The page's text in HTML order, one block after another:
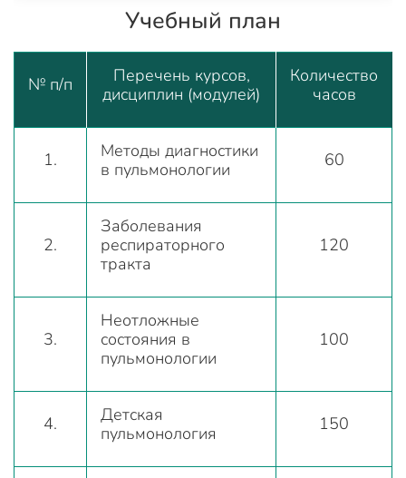
Учебный план
№ п/п
Перечень курсов,
дисциплин (модулей)
Количество
часов
1.
Методы диагностики
в пульмонологии
60
2.
Заболевания
респираторного
тракта
120
3.
Неотложные
состояния в
пульмонологии
100
4.
Детская
пульмонология
150